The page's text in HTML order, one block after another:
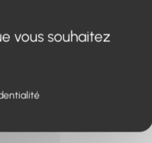
vous souhaitez